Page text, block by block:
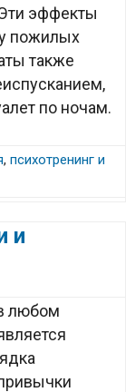
эффекты
пожилых
также
по ночам.
, психотренинг и
и
любом